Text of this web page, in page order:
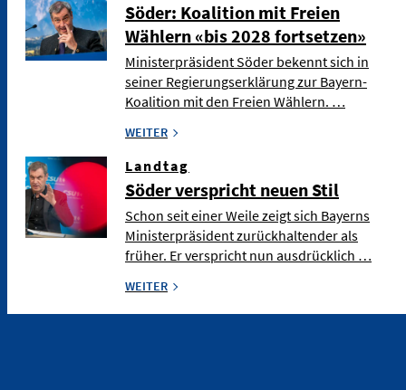
Söder: Koalition mit Freien
Wählern «bis 2028 fortsetzen»
Ministerpräsident Söder bekennt sich in
seiner Regierungserklärung zur Bayern-
Koalition mit den Freien Wählern. …
WEITER
Landtag
Söder verspricht neuen Stil
Schon seit einer Weile zeigt sich Bayerns
Ministerpräsident zurückhaltender als
früher. Er verspricht nun ausdrücklich …
WEITER